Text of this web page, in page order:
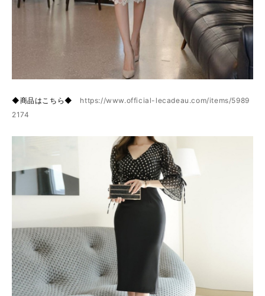
◆商品はこちら◆ https://www.official-lecadeau.com/items/5989
2174